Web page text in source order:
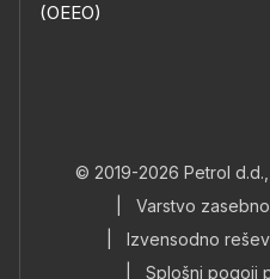
(OEEO)
© 2019-2026 Petrol d.d.,
Varstvo
Izvensodno
Splošni pogoji